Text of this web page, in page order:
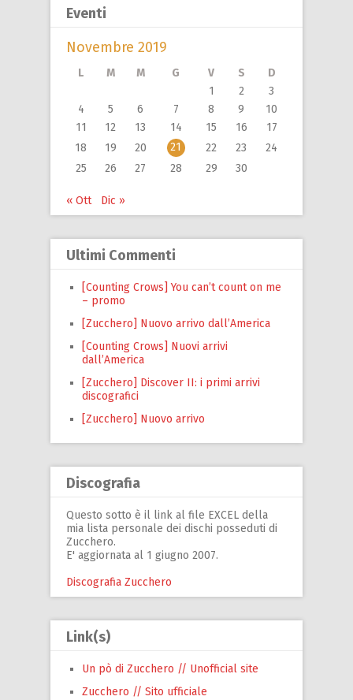
Eventi
Novembre 2019
L M M G V S
D
1
2
3
4
5 6 7 8 9
10
11
12 13 14 15 16
17
18
19 20 21 22 23
24
25
26 27 28 29 30
« Ott Dic »
Ultimi Commenti
[Counting Crows] You can’t count on me
– promo
[Zucchero] Nuovo arrivo dall’America
[Counting Crows] Nuovi arrivi
dall’America
[Zucchero] Discover II: i primi arrivi
discografici
[Zucchero] Nuovo arrivo
Discografia
Questo sotto è il link al file EXCEL della
mia lista personale dei dischi posseduti di
Zucchero.
E' aggiornata al 1 giugno 2007.
Discografia Zucchero
Link(s)
Un pò di Zucchero // Unofficial site
Zucchero // Sito ufficiale